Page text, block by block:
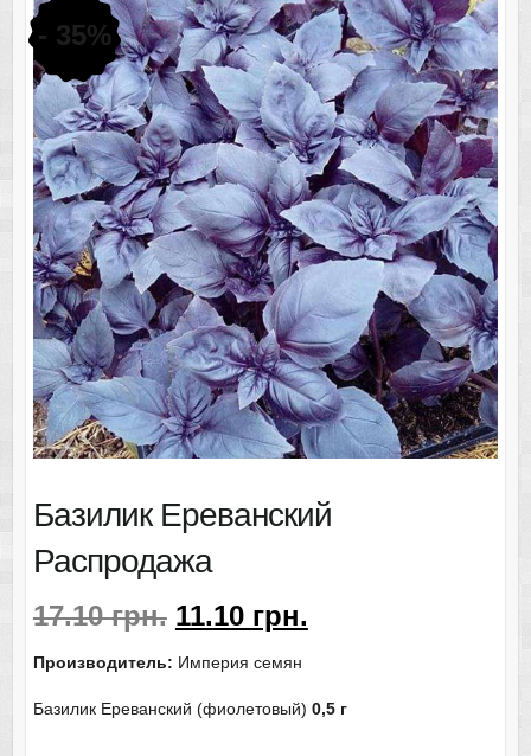
- 35%
Базилик Ереванский
Распродажа
17.10грн. 11.10 грн.
Производитель: Империя семян
Базилик Ереванский (фиолетовый) 0,5 г